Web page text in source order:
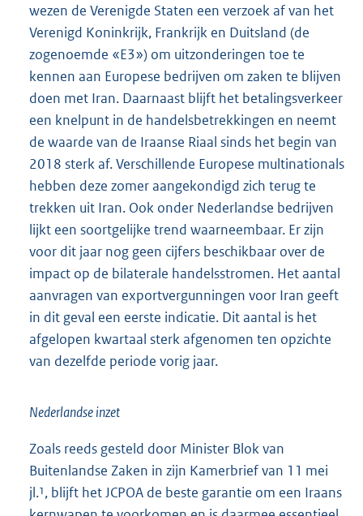
wezen de Verenigde Staten een verzoek af van het
Verenigd Koninkrijk, Frankrijk en Duitsland (de
zogenoemde «E3») om uitzonderingen toe te
kennen aan Europese bedrijven om zaken te blijven
doen met Iran. Daarnaast blijft het betalingsverkeer
een knelpunt in de handelsbetrekkingen en neemt
de waarde van de Iraanse Riaal sinds het begin van
2018 sterk af. Verschillende Europese multinationals
hebben deze zomer aangekondigd zich terug te
trekken uit Iran. Ook onder Nederlandse bedrijven
lijkt een soortgelijke trend waarneembaar. Er zijn
voor dit jaar nog geen cijfers beschikbaar over de
impact op de bilaterale handelsstromen. Het aantal
aanvragen van exportvergunningen voor Iran geeft
in dit geval een eerste indicatie. Dit aantal is het
afgelopen kwartaal sterk afgenomen ten opzichte
van dezelfde periode vorig jaar.
Nederlandse inzet
Zoals reeds gesteld door Minister Blok van
Buitenlandse Zaken in zijn Kamerbrief van 11 mei
jl.¹, blijft het JCPOA de beste garantie om een Iraans